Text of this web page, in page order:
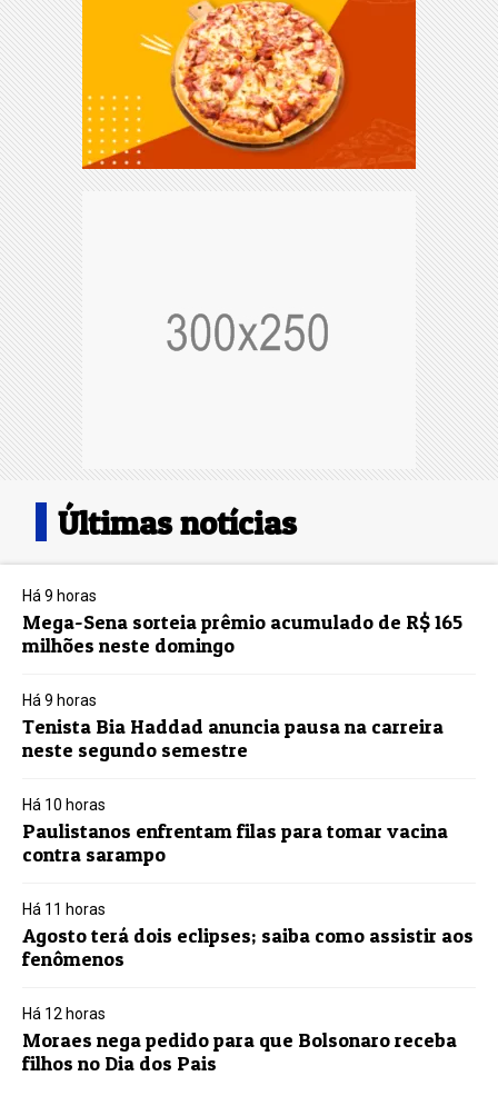
Últimas notícias
Há 9 horas
Mega-Sena sorteia prêmio acumulado de R$ 165
milhões neste domingo
Há 9 horas
Tenista Bia Haddad anuncia pausa na carreira
neste segundo semestre
Há 10 horas
Paulistanos enfrentam filas para tomar vacina
contra sarampo
Há 11 horas
Agosto terá dois eclipses; saiba como assistir aos
fenômenos
Há 12 horas
Moraes nega pedido para que Bolsonaro receba
filhos no Dia dos Pais